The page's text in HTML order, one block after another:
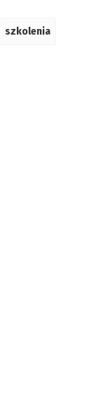
szkolenia